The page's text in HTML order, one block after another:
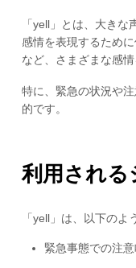
「yell」とは、大きな
感情を表現するため
など、さまざまな感
特に、緊急の状況や
的です。
利用される
「yell」は、以下のよ
緊急事態での注